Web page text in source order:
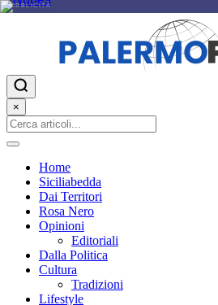
PUBBLICITÀ
×
Home
Siciliabedda
Dai Territori
Rosa Nero
Opinioni
Editoriali
Dalla Politica
Cultura
Tradizioni
Lifestyle